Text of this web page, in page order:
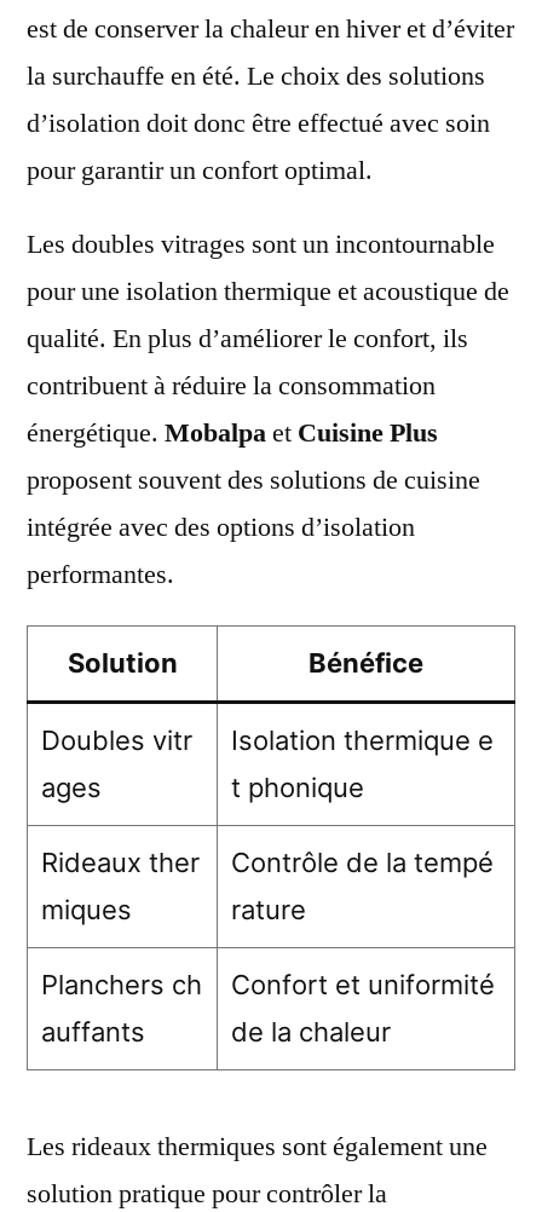
est de conserver la chaleur en hiver et d’éviter
la surchauffe en été. Le choix des solutions
d’isolation doit donc être effectué avec soin
pour garantir un confort optimal.
Les doubles vitrages sont un incontournable
pour une isolation thermique et acoustique de
qualité. En plus d’améliorer le confort, ils
contribuent à réduire la consommation
énergétique. Mobalpaet Cuisine Plus
proposent souvent des solutions de cuisine
intégrée avec des options d’isolation
performantes.
Solution Bénéfice
Doubles vitr
ages
Isolation thermique e
t phonique
Rideaux ther
miques
Contrôle de la tempé
rature
Planchers ch
auffants
Confort et uniformité
de la chaleur
Les rideaux thermiques sont également une
solution pratique pour contrôler la